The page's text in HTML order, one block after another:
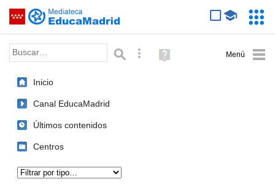
Saltar navegación
Palabra o frase: Búsqueda avanzada
Ayuda
(en
Inicio
Canal EducaMadrid
Últimos contenidos
Centros